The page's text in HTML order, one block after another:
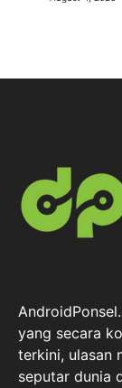
yang secara
terkini, ulasan
seputar dunia